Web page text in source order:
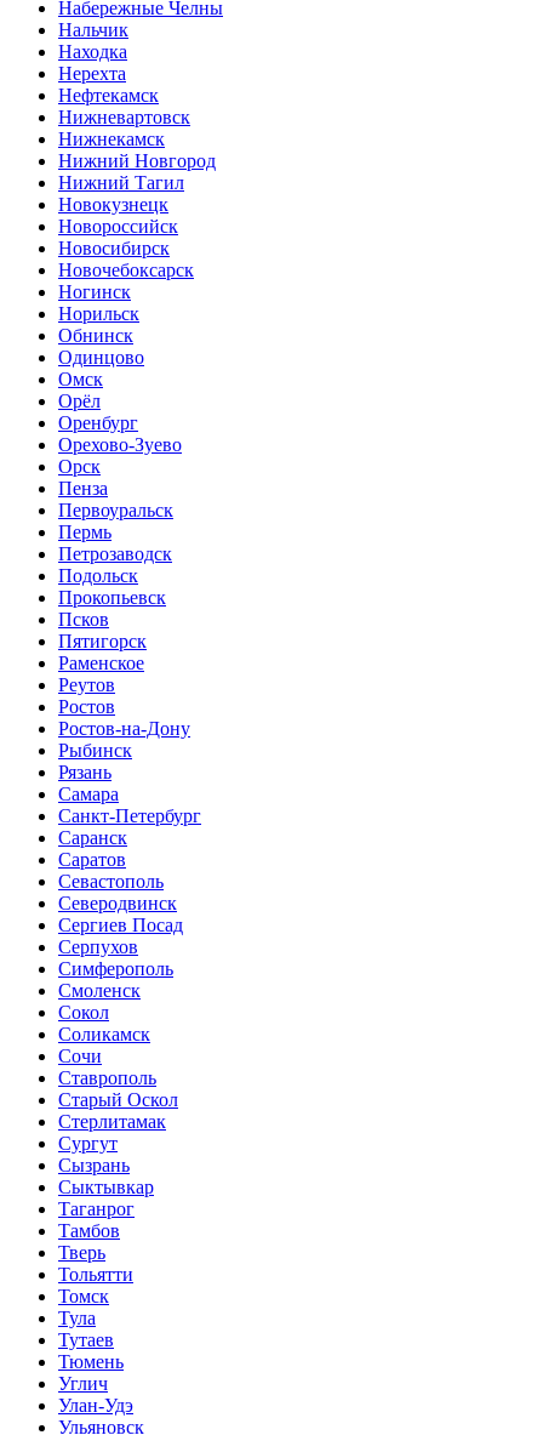
Набережные Челны
Нальчик
Находка
Нерехта
Нефтекамск
Нижневартовск
Нижнекамск
Нижний Новгород
Нижний Тагил
Новокузнецк
Новороссийск
Новосибирск
Новочебоксарск
Ногинск
Норильск
Обнинск
Одинцово
Омск
Орёл
Оренбург
Орехово-Зуево
Орск
Пенза
Первоуральск
Пермь
Петрозаводск
Подольск
Прокопьевск
Псков
Пятигорск
Раменское
Реутов
Ростов
Ростов-на-Дону
Рыбинск
Рязань
Самара
Санкт-Петербург
Саранск
Саратов
Севастополь
Северодвинск
Сергиев Посад
Серпухов
Симферополь
Смоленск
Сокол
Соликамск
Сочи
Ставрополь
Старый Оскол
Стерлитамак
Сургут
Сызрань
Сыктывкар
Таганрог
Тамбов
Тверь
Тольятти
Томск
Тула
Тутаев
Тюмень
Углич
Улан-Удэ
Ульяновск